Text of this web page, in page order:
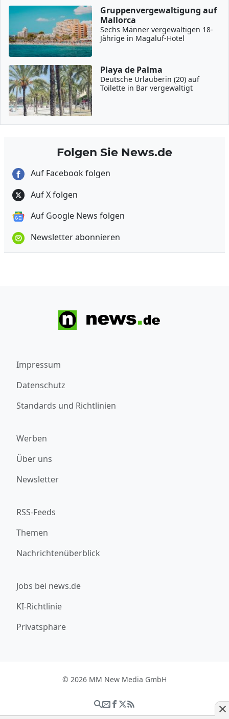
Gruppenvergewaltigung auf
Mallorca
Sechs Männer vergewaltigen 18-
Jährige in Magaluf-Hotel
Playa de Palma
Deutsche Urlauberin (20) auf
Toilette in Bar vergewaltigt
Folgen Sie News.de
Auf Facebook folgen
Auf X folgen
Auf Google News folgen
Newsletter abonnieren
Impressum
Datenschutz
Standards und Richtlinien
Werben
Über uns
Newsletter
RSS-Feeds
Themen
Nachrichtenüberblick
Jobs bei news.de
KI-Richtlinie
Privatsphäre
© 2026 MM New Media GmbH